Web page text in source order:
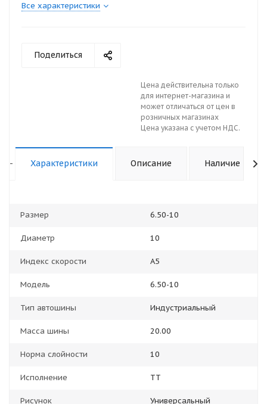
Все характеристики
Поделиться
Цена действительна только
для интернет-магазина и
может отличаться от цен в
розничных магазинах
Цена указана с учетом НДС.
- Характеристики Описание Наличие
Размер 6.50-10
Диаметр 10
Индекс скорости A5
Модель 6.50-10
Тип автошины Индустриальный
Масса шины 20.00
Норма слойности 10
Исполнение TT
Рисунок Универсальный